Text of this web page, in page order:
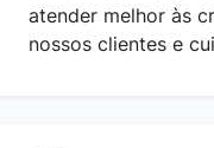
atender melhor às
nossos clientes e